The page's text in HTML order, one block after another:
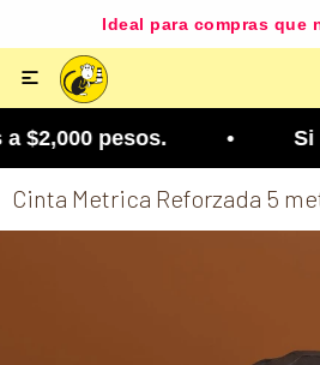
Ideal para compras que

$2,000 pesos. • Si lo
Cinta Metrica Reforzada 5